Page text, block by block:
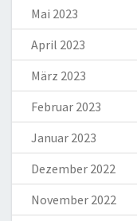
Mai 2023
April 2023
März 2023
Februar 2023
Januar 2023
Dezember 2022
November 2022